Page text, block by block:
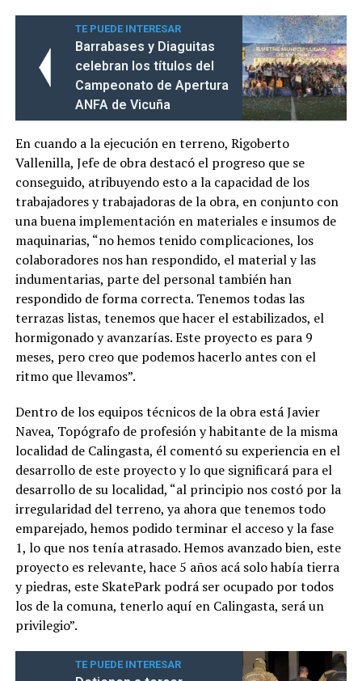
TE PUEDE INTERESAR
Barrabases y Diaguitas
celebran los títulos del
Campeonato de Apertura
ANFA de Vicuña
En cuando a la ejecución en terreno, Rigoberto
Vallenilla, Jefe de obra destacó el progreso que se
conseguido, atribuyendo esto a la capacidad de los
trabajadores y trabajadoras de la obra, en conjunto con
una buena implementación en materiales e insumos de
maquinarias, “no hemos tenido complicaciones, los
colaboradores nos han respondido, el material y las
indumentarias, parte del personal también han
respondido de forma correcta. Tenemos todas las
terrazas listas, tenemos que hacer el estabilizados, el
hormigonado y avanzarías. Este proyecto es para 9
meses, pero creo que podemos hacerlo antes con el
ritmo que llevamos”.
Dentro de los equipos técnicos de la obra está Javier
Navea, Topógrafo de profesión y habitante de la misma
localidad de Calingasta, él comentó su experiencia en el
desarrollo de este proyecto y lo que significará para el
desarrollo de su localidad, “al principio nos costó por la
irregularidad del terreno, ya ahora que tenemos todo
emparejado, hemos podido terminar el acceso y la fase
1, lo que nos tenía atrasado. Hemos avanzado bien, este
proyecto es relevante, hace 5 años acá solo había tierra
y piedras, este SkatePark podrá ser ocupado por todos
los de la comuna, tenerlo aquí en Calingasta, será un
privilegio”.
TE PUEDE INTERESAR